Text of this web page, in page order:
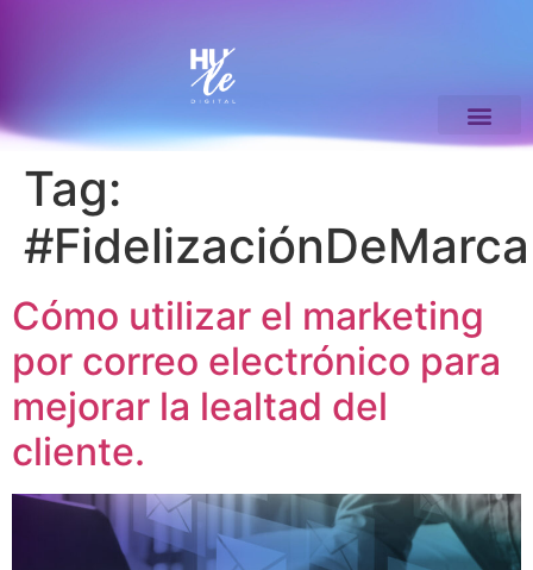
Tag:
#FidelizaciónDeMarca
Cómo utilizar el marketing
por correo electrónico para
mejorar la lealtad del
cliente.